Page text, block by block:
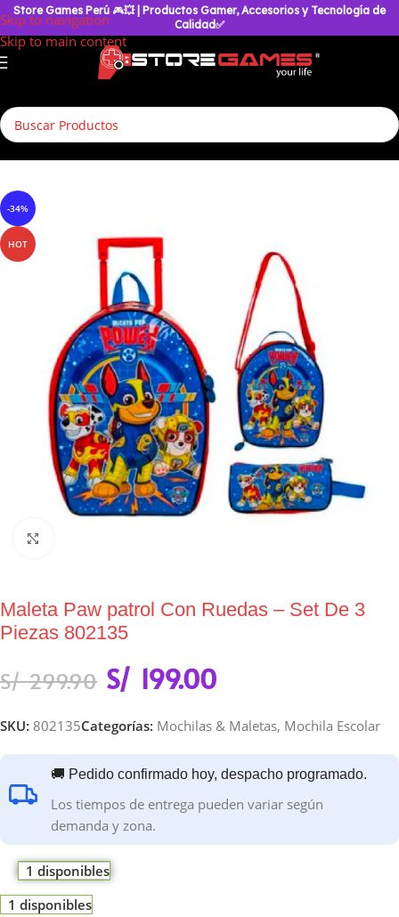
Skip to navigation
Skip to main content
Store Games Perú 🎮💥
| Productos Gamer, Accesorios y Tecnología de
Calidad✅
-34%
HOT
Maleta Paw patrol Con Ruedas – Set De 3
Piezas 802135
S/299.90 S/ 199.00
SKU: 802135Categorías: Mochilas & Maletas, Mochila Escolar
🚚 Pedido confirmado hoy, despacho programado.
Los tiempos de entrega pueden variar según
demanda y zona.
1 disponibles
1 disponibles